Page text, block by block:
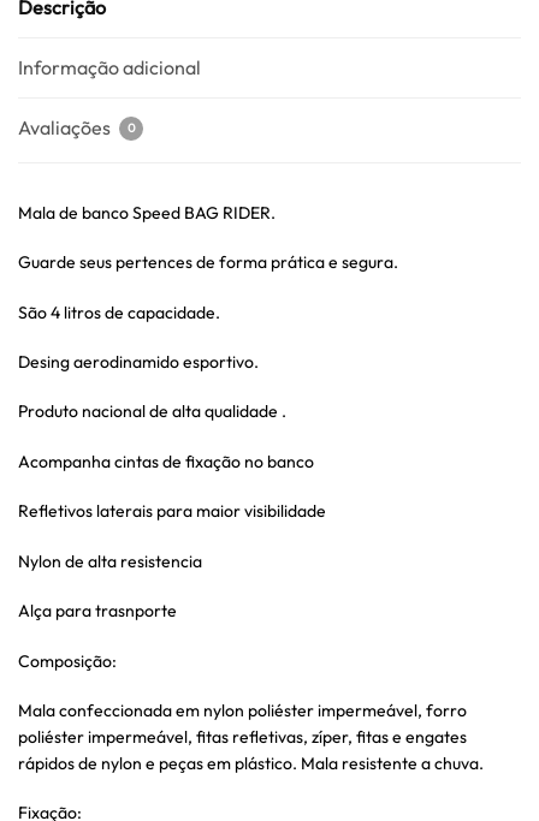
Descrição
Informação adicional
Avaliações 0
Mala de banco Speed BAG RIDER.
Guarde seus pertences de forma prática e segura.
São 4 litros de capacidade.
Desing aerodinamido esportivo.
Produto nacional de alta qualidade .
Acompanha cintas de fixação no banco
Refletivos laterais para maior visibilidade
Nylon de alta resistencia
Alça para trasnporte
Composição:
Mala confeccionada em nylon poliéster impermeável, forro
poliéster impermeável, fitas refletivas, zíper, fitas e engates
rápidos de nylon e peças em plástico. Mala resistente a chuva.
Fixação: